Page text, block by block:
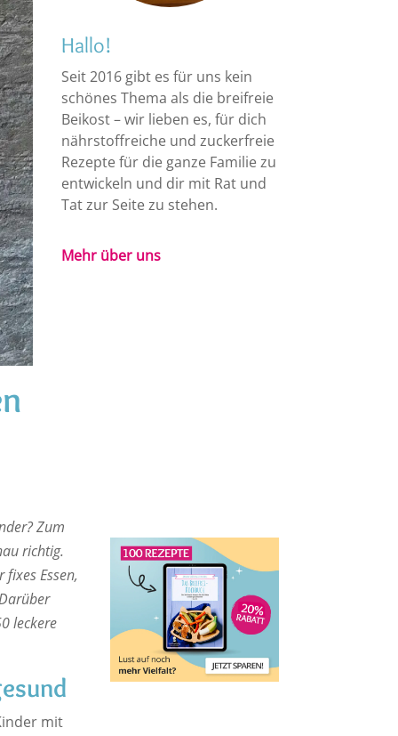
Hallo!
Seit 2016 gibt es für uns kein
schönes Thema als die breifreie
Beikost – wir lieben es, für dich
nährstoffreiche und zuckerfreie
Rezepte für die ganze Familie zu
entwickeln und dir mit Rat und
Tat zur Seite zu stehen.
Mehr über uns
Zum
richtig.
Essen,
leckere
mit